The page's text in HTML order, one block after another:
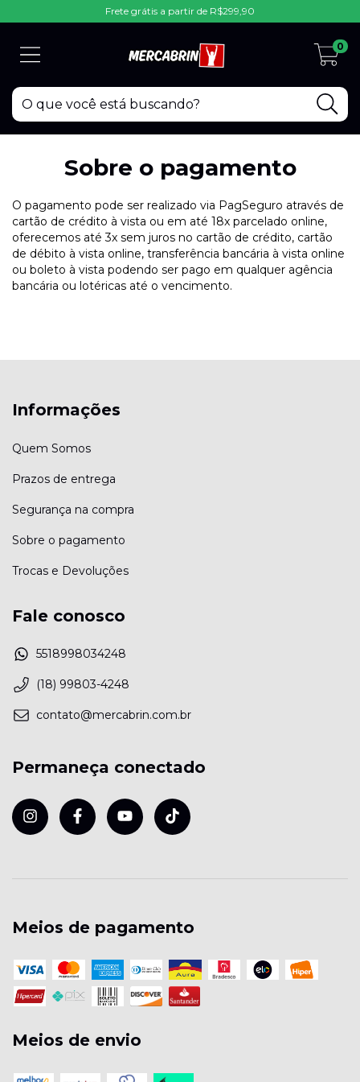
Frete grátis a partir de R$299,90
0
Sobre o pagamento
O pagamento pode ser realizado via PagSeguro através de
cartão de crédito à vista ou em até 18x parcelado online,
oferecemos até 3x sem juros no cartão de crédito, cartão
de débito à vista online, transferência bancária à vista online
ou boleto à vista podendo ser pago em qualquer agência
bancária ou lotéricas até o vencimento.
Informações
Quem Somos
Prazos de entrega
Segurança na compra
Sobre o pagamento
Trocas e Devoluções
Fale conosco
5518998034248
(18) 99803-4248
contato@mercabrin.com.br
Permaneça conectado
Meios de pagamento
Meios de envio